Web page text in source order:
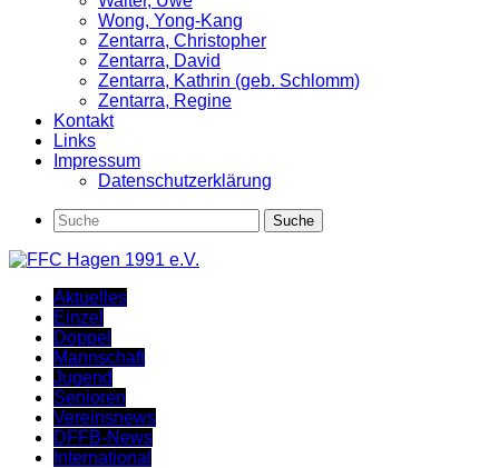
Wong, Yong-Kang
Zentarra, Christopher
Zentarra, David
Zentarra, Kathrin (geb. Schlomm)
Zentarra, Regine
Kontakt
Links
Impressum
Datenschutzerklärung
Aktuelles
Einzel
Doppel
Mannschaft
Jugend
Senioren
Vereinsnews
DFFB-News
International